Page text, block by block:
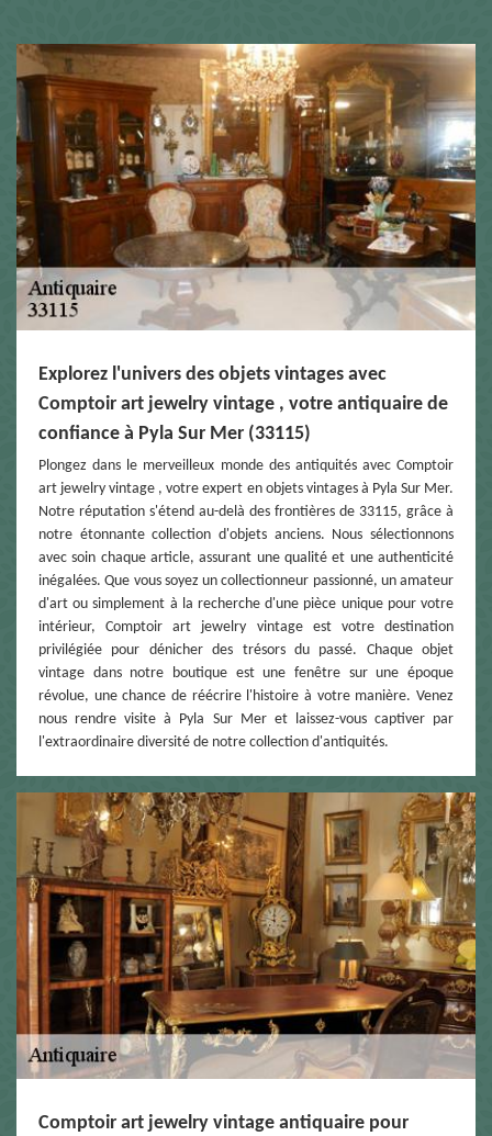
Explorez l'univers des objets vintages avec
Comptoir art jewelry vintage , votre antiquaire de
confiance à Pyla Sur Mer (33115)
Plongez dans le merveilleux monde des antiquités avec Comptoir
art jewelry vintage , votre expert en objets vintages à Pyla Sur Mer.
Notre réputation s'étend au-delà des frontières de 33115, grâce à
notre étonnante collection d'objets anciens. Nous sélectionnons
avec soin chaque article, assurant une qualité et une authenticité
inégalées. Que vous soyez un collectionneur passionné, un amateur
d'art ou simplement à la recherche d'une pièce unique pour votre
intérieur, Comptoir art jewelry vintage est votre destination
privilégiée pour dénicher des trésors du passé. Chaque objet
vintage dans notre boutique est une fenêtre sur une époque
révolue, une chance de réécrire l'histoire à votre manière. Venez
nous rendre visite à Pyla Sur Mer et laissez-vous captiver par
l'extraordinaire diversité de notre collection d'antiquités.
Comptoir art jewelry vintage antiquaire pour